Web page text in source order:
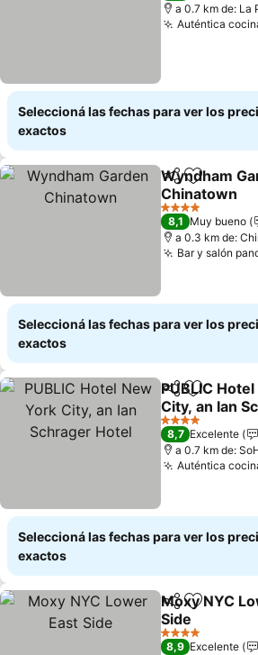
a 0.7 km de: La
Auténtica
Seleccioná las fechas para ver los
exactos
Compartir
Añadir a
Wyndham
Chinatown
Ver precios
4 Estrellas
8,1 Muy bueno
a 0.3 km de:
Bar y salón
Seleccioná las fechas para ver los
exactos
Compartir
Añadir a
PUBLIC
City, an Ian
Hotel
Ver precios
4 Estrellas
8,7 Excelente
a 0.7 km de:
Auténtica
Seleccioná las fechas para ver los
exactos
CompartirAñadir a
Moxy NYC
Side
Ver precios
4 Estrellas
8,9 Excelente